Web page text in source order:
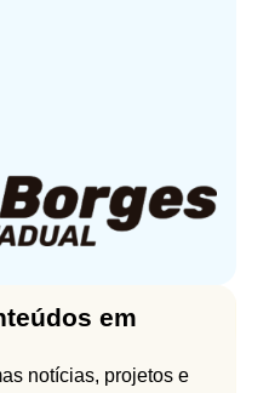
em
notícias, projetos e